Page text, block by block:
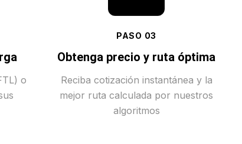
o
PASO 03
Obtenga precio y ruta óptima
Reciba cotización instantánea y la
mejor ruta calculada por nuestros
algoritmos